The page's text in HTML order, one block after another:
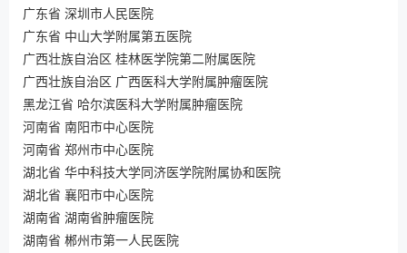
广东省 深圳市人民医院
广东省 中山大学附属第五医院
广西壮族自治区 桂林医学院第二附属医院
广西壮族自治区 广西医科大学附属肿瘤医院
黑龙江省 哈尔滨医科大学附属肿瘤医院
河南省 南阳市中心医院
河南省 郑州市中心医院
湖北省 华中科技大学同济医学院附属协和医院
湖北省 襄阳市中心医院
湖南省 湖南省肿瘤医院
湖南省 郴州市第一人民医院